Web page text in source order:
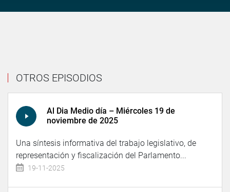
OTROS EPISODIOS
Al Dia Medio día – Miércoles 19 de
noviembre de 2025
Una síntesis informativa del trabajo legislativo, de
representación y fiscalización del Parlamento...
19-11-2025